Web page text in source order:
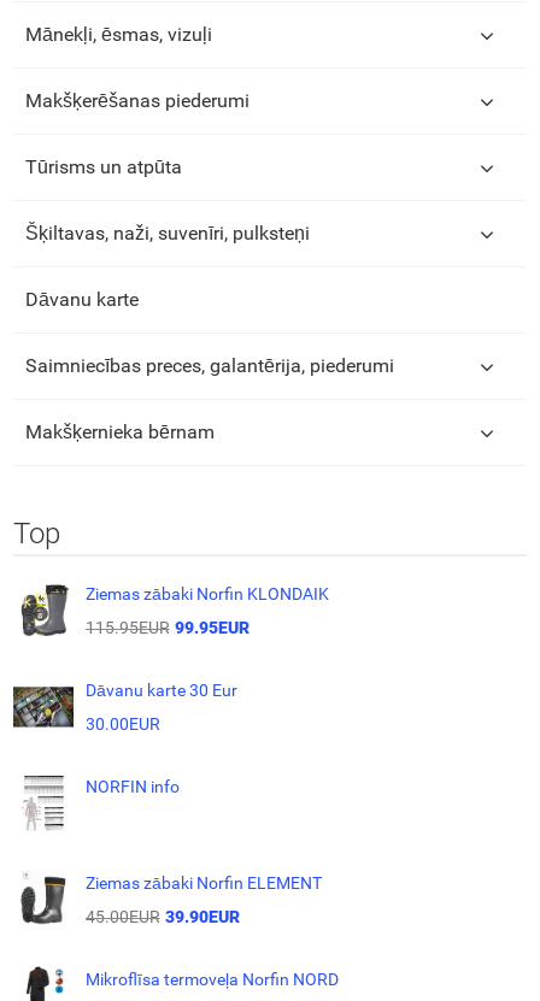
Mānekļi, ēsmas, vizuļi
Makšķerēšanas piederumi
Tūrisms un atpūta
Šķiltavas, naži, suvenīri, pulksteņi
Dāvanu karte
Saimniecības preces, galantērija, piederumi
Makšķernieka bērnam
Top
Ziemas zābaki Norfin KLONDAIK
115.95EUR 99.95EUR
Dāvanu karte 30 Eur
30.00EUR
NORFIN info
Ziemas zābaki Norfin ELEMENT
45.00EUR 39.90EUR
Mikroflīsa termoveļa Norfin NORD